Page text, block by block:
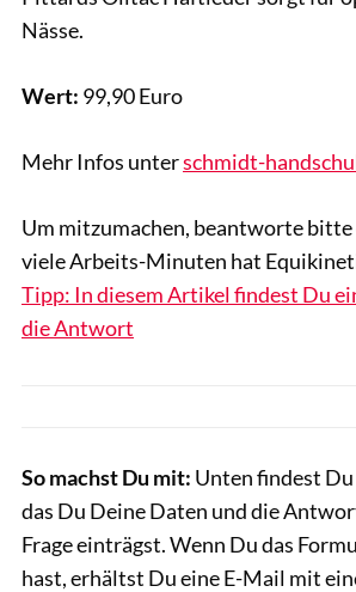
Nässe.
Wert: 99,90 Euro
Mehr Infos unterschmidt-
Um mitzumachen, beantworte bitte
viele Arbeits-Minuten hat
Tipp: In diesem Artikel findest Du
die Antwort
So machst Du mit: Unten findest
das Du Deine Daten und die
Frage einträgst. Wenn Du das
hast, erhältst Du eine E-Mail mit